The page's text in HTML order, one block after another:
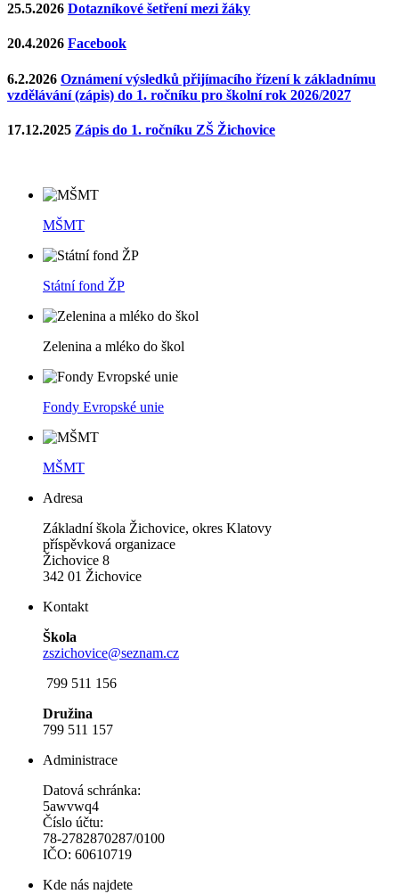
25.5.2026 Dotazníkové šetření mezi žáky
20.4.2026 Facebook
6.2.2026 Oznámení výsledků přijímacího řízení k základnímu
vzdělávání (zápis) do 1. ročníku pro školní rok 2026/2027
17.12.2025 Zápis do 1. ročníku ZŠ Žichovice
MŠMT
Státní fond ŽP
Zelenina a mléko do škol
Fondy Evropské unie
MŠMT
Adresa
Základní škola Žichovice, okres Klatovy
příspěvková organizace
Žichovice 8
342 01 Žichovice
Kontakt
Škola
zszichovice@seznam.cz
799 511 156
Družina
799 511 157
Administrace
Datová schránka:
5awvwq4
Číslo účtu:
78-2782870287/0100
IČO: 60610719
Kde nás najdete